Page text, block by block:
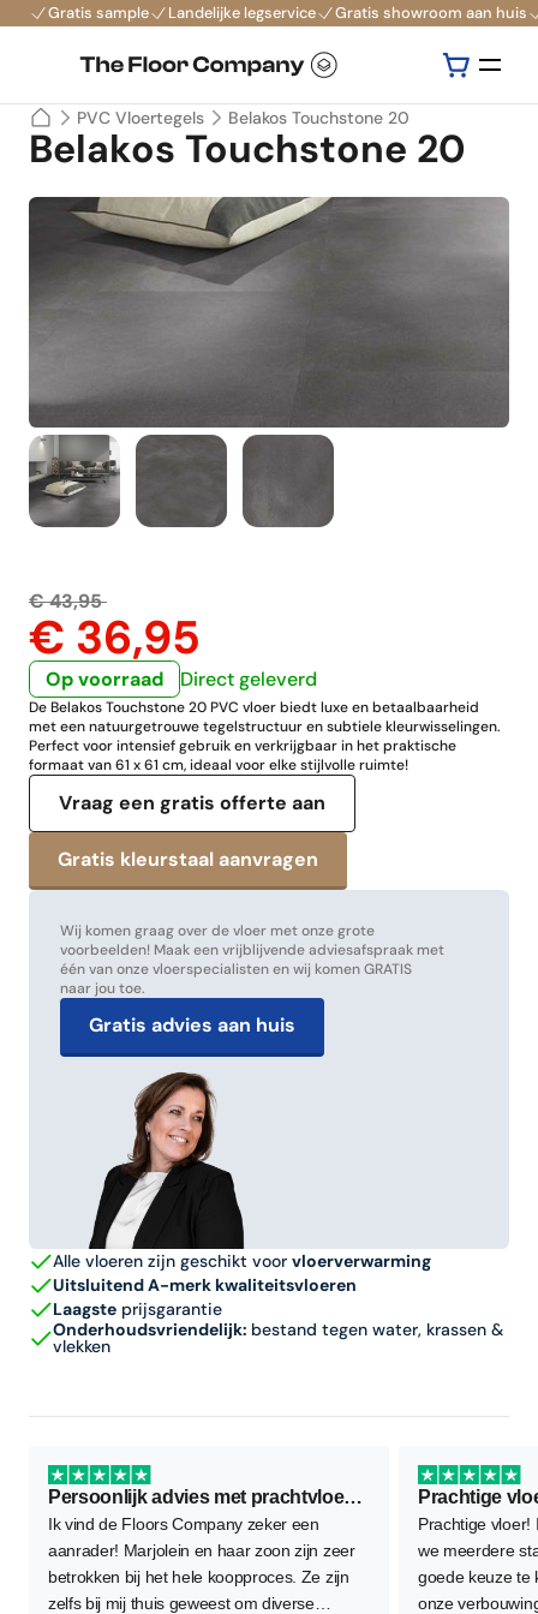
Gratis sample Landelijke legservice Gratis showroom aan huis
PVC Vloertegels Belakos Touchstone 20
Belakos Touchstone 20
€ 36,95
€ 43,95
Op voorraad Direct geleverd
De Belakos Touchstone 20 PVC vloer biedt luxe en betaalbaarheid
met een natuurgetrouwe tegelstructuur en subtiele kleurwisselingen.
Perfect voor intensief gebruik en verkrijgbaar in het praktische
formaat van 61 x 61 cm, ideaal voor elke stijlvolle ruimte!
Vraag een gratis offerte aan
Wij komen graag over de vloer met onze grote
voorbeelden! Maak een vrijblijvende adviesafspraak met
één van onze vloerspecialisten en wij komen GRATIS
naar jou toe.
Gratis advies aan huis
Alle vloeren zijn geschikt voor vloerverwarming
Uitsluitend A-merk kwaliteitsvloeren
Laagste prijsgarantie
Onderhoudsvriendelijk: bestand tegen water, krassen &
vlekken
Persoonlijk advies met prachtvloer als resultaat
Ik vind de Floors Company zeker een
aanrader! Marjolein en haar zoon zijn zeer
betrokken bij het hele koopproces. Ze zijn
zelfs bij mij thuis geweest om diverse
Prachtige
Prachtige vloer!
we meerdere
goede keuze te
onze